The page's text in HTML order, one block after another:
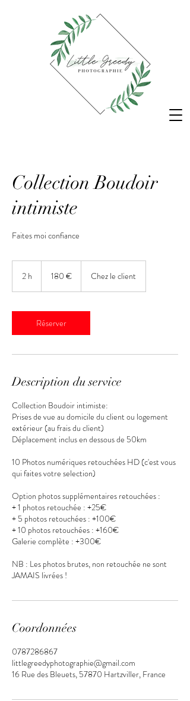
Collection Boudoir
intimiste
Faites moi confiance
2 h 180 € Chez le client
Réserver
Description du service
Collection Boudoir intimiste:
Prises de vue au domicile du client ou logement
extérieur (au frais du client)
Déplacement inclus en dessous de 50km
10 Photos numériques retouchées HD (c'est vous
qui faites votre selection)
Option photos supplémentaires retouchées :
+ 1 photos retouchée : +25€
+ 5 photos retouchées : +100€
+ 10 photos retouchées : +160€
Galerie complète : +300€
NB : Les photos brutes, non retouchée ne sont
JAMAIS livrées !
Coordonnées
0787286867
littlegreedyphotographie@gmail.com
16 Rue des Bleuets, 57870 Hartzviller, France